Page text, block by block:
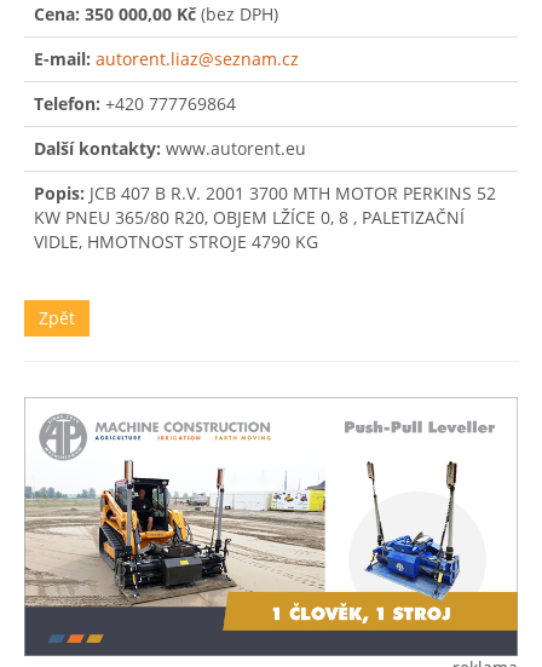
Cena: 350 000,00 Kč (bez DPH)
E-mail: autorent.liaz@seznam.cz
Telefon: +420 777769864
Další kontakty: www.autorent.eu
Popis: JCB 407 B R.V. 2001 3700 MTH MOTOR PERKINS 52
KW PNEU 365/80 R20, OBJEM LŽÍCE 0, 8 , PALETIZAČNÍ
VIDLE, HMOTNOST STROJE 4790 KG
Zpět